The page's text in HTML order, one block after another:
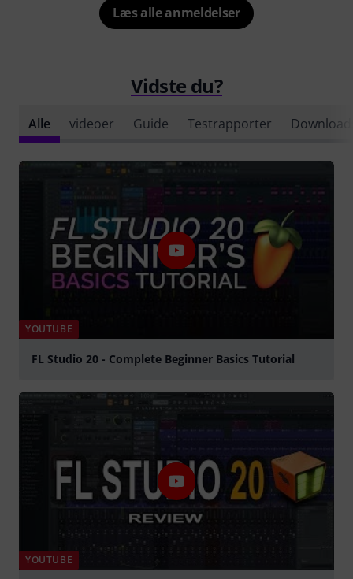
Læs alle anmeldelser
Vidste du?
Alle videoer Guide Testrapporter
YOUTUBE
FL Studio 20 - Complete Beginner Basics Tutorial
YOUTUBE